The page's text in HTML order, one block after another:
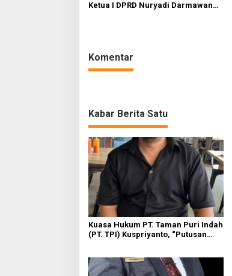
Ketua I DPRD Nuryadi Darmawan
Komentar
Kabar Berita Satu
Kuasa Hukum PT. Taman Puri Indah
(PT. TPI) Kuspriyanto, “Putusan